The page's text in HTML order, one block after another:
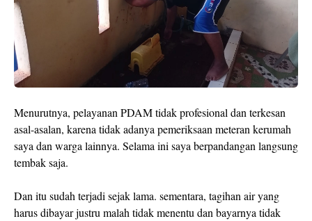
Menurutnya, pelayanan PDAM tidak profesional dan terkesan
asal-asalan, karena tidak adanya pemeriksaan meteran kerumah
saya dan warga lainnya. Selama ini saya berpandangan langsung
tembak saja.
Dan itu sudah terjadi sejak lama. sementara, tagihan air yang
harus dibayar justru malah tidak menentu dan bayarnya tidak